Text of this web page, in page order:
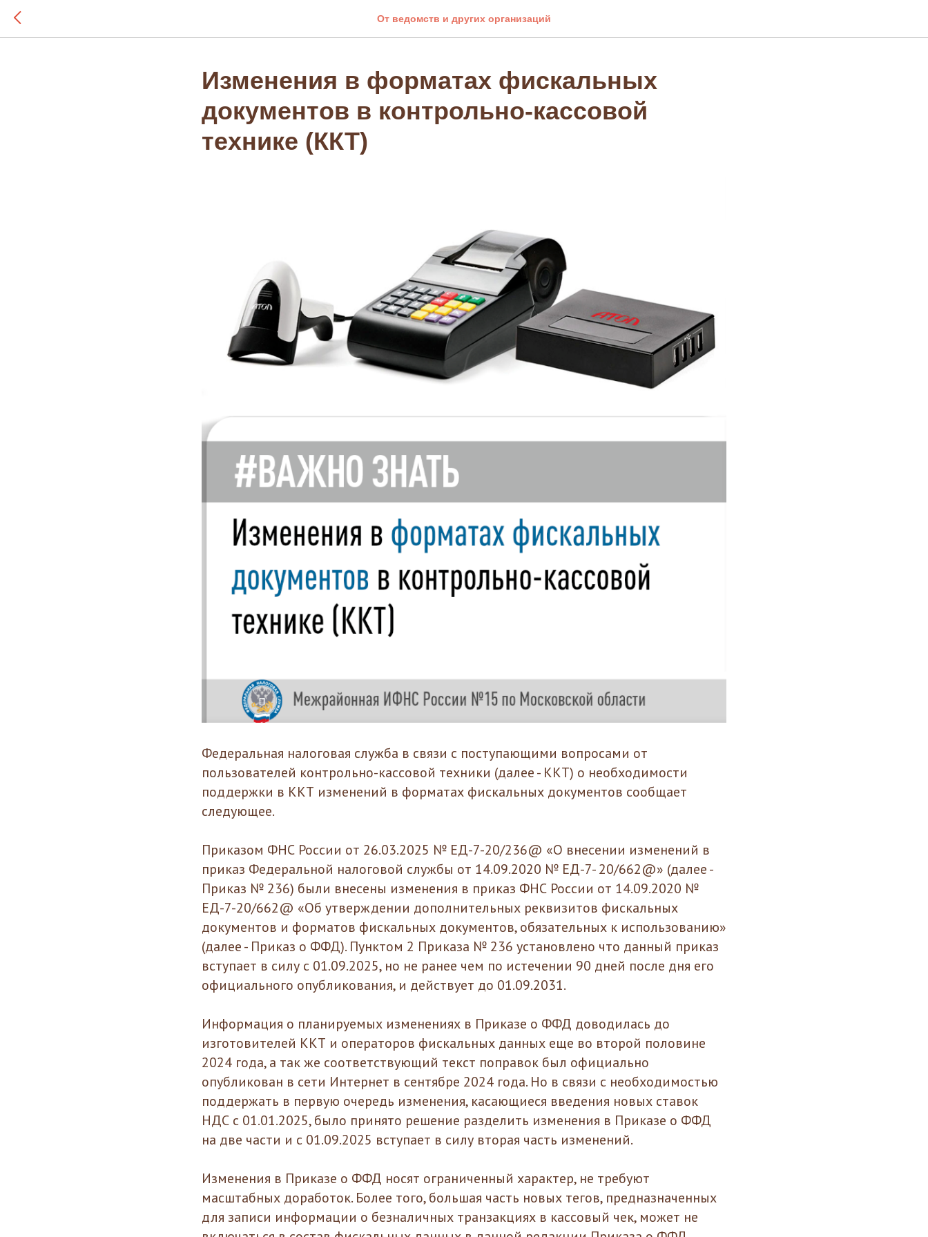
От ведомств и других организаций
Изменения в форматах фискальных
документов в контрольно-кассовой
технике (ККТ)
Федеральная налоговая служба в связи с поступающими вопросами от
пользователей контрольно-кассовой техники (далее - ККТ) о необходимости
поддержки в ККТ изменений в форматах фискальных документов сообщает
следующее.
Приказом ФНС России от 26.03.2025 № ЕД-7-20/236@ «О внесении изменений в
приказ Федеральной налоговой службы от 14.09.2020 № ЕД-7- 20/662@» (далее -
Приказ № 236) были внесены изменения в приказ ФНС России от 14.09.2020 №
ЕД-7-20/662@ «Об утверждении дополнительных реквизитов фискальных
документов и форматов фискальных документов, обязательных к использованию»
(далее - Приказ о ФФД). Пунктом 2 Приказа № 236 установлено что данный приказ
вступает в силу с 01.09.2025, но не ранее чем по истечении 90 дней после дня его
официального опубликования, и действует до 01.09.2031.
Информация о планируемых изменениях в Приказе о ФФД доводилась до
изготовителей ККТ и операторов фискальных данных еще во второй половине
2024 года, а так же соответствующий текст поправок был официально
опубликован в сети Интернет в сентябре 2024 года. Но в связи с необходимостью
поддержать в первую очередь изменения, касающиеся введения новых ставок
НДС с 01.01.2025, было принято решение разделить изменения в Приказе о ФФД
на две части и с 01.09.2025 вступает в силу вторая часть изменений.
Изменения в Приказе о ФФД носят ограниченный характер, не требуют
масштабных доработок. Более того, большая часть новых тегов, предназначенных
для записи информации о безналичных транзакциях в кассовый чек, может не